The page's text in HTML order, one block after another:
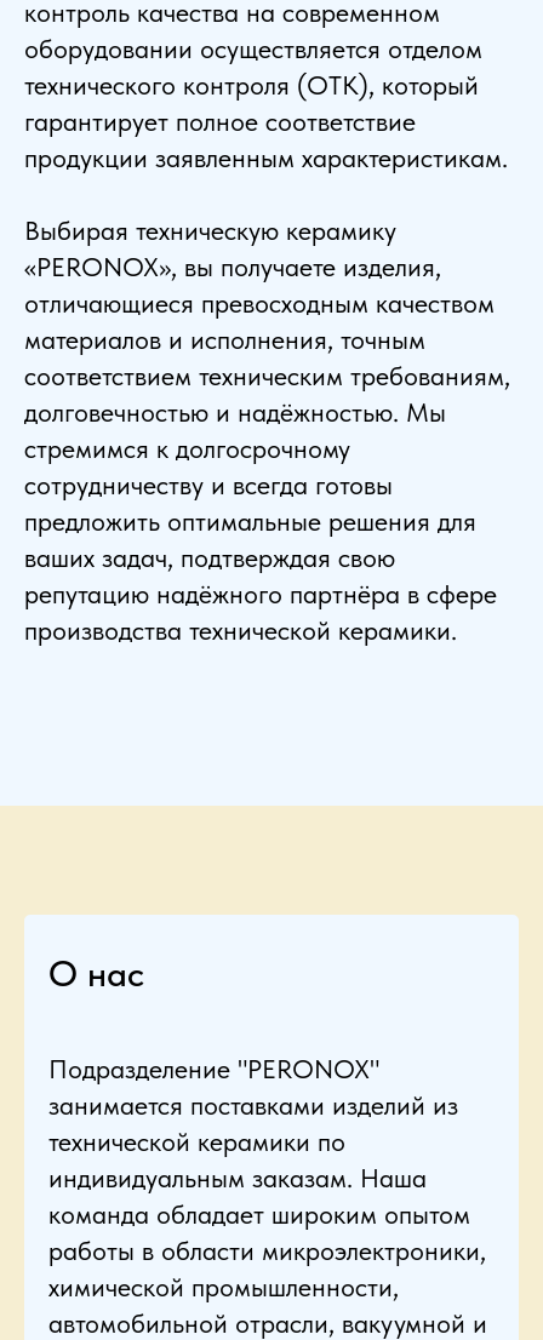
контроль качества на современном
оборудовании осуществляется отделом
технического контроля (ОТК), который
гарантирует полное соответствие
продукции заявленным характеристикам.
Выбирая техническую керамику
«PERONOX», вы получаете изделия,
отличающиеся превосходным качеством
материалов и исполнения, точным
соответствием техническим требованиям,
долговечностью и надёжностью. Мы
стремимся к долгосрочному
сотрудничеству и всегда готовы
предложить оптимальные решения для
ваших задач, подтверждая свою
репутацию надёжного партнёра в сфере
производства технической керамики.
О нас
Подразделение "PERONOX"
занимается поставками изделий из
технической керамики по
индивидуальным заказам. Наша
команда обладает широким опытом
работы в области микроэлектроники,
химической промышленности,
автомобильной отрасли, вакуумной и